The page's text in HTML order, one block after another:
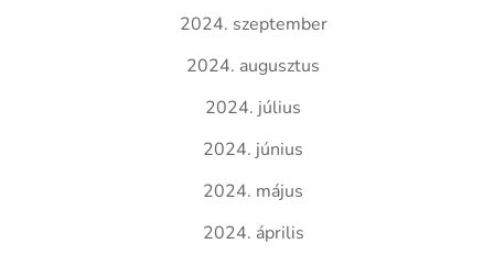
2024. szeptember
2024. augusztus
2024. július
2024. június
2024. május
2024. április